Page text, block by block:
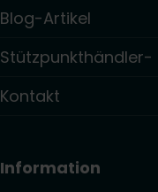
Blog-Artikel
Stützpunkthändler-
Kontakt
Information